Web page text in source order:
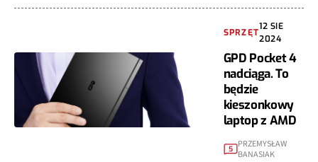
SPRZĘT
12 SIE
2024
GPD Pocket 4
nadciąga. To
będzie
kieszonkowy
laptop z AMD
5 PRZEMYSŁAW
BANASIAK